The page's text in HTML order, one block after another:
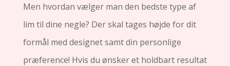
Men hvordan vælger man den bedste type af
lim til dine negle? Der skal tages højde for dit
formål med designet samt din personlige
præference! Hvis du ønsker et holdbart resultat